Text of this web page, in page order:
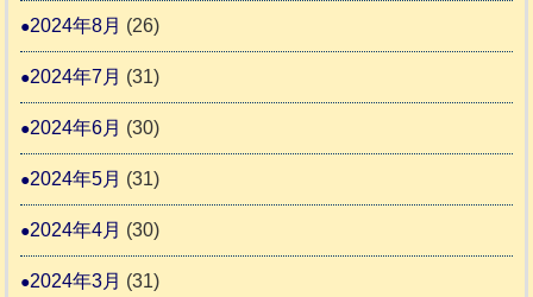
2024年8月 (26)
2024年7月 (31)
2024年6月 (30)
2024年5月 (31)
2024年4月 (30)
2024年3月 (31)